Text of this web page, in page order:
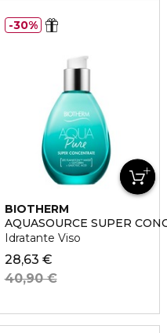
BIOTHERM
AQUASOURCE SUPER
Idratante Viso
28,63 €
40,90 €
30%